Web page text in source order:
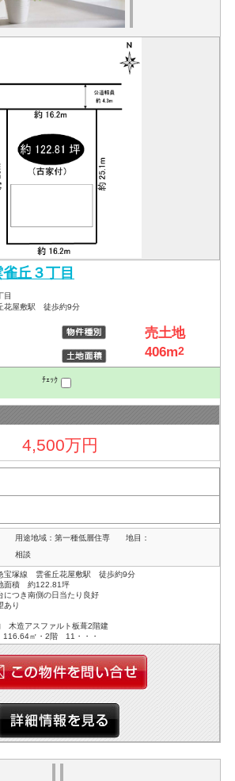
丘３丁目
目
花屋敷駅 徒歩約9分
売土地
406m2
ﾁｪｯｸ
4,500万円
用途地域： 第一種低層住専
地目：
相談
宝塚線 雲雀丘花屋敷駅 徒歩約9分
面積 約122.81坪
つき南側の日当たり良好
あり
木造アスファルト板葺2階建
㎡・2階 11・・・